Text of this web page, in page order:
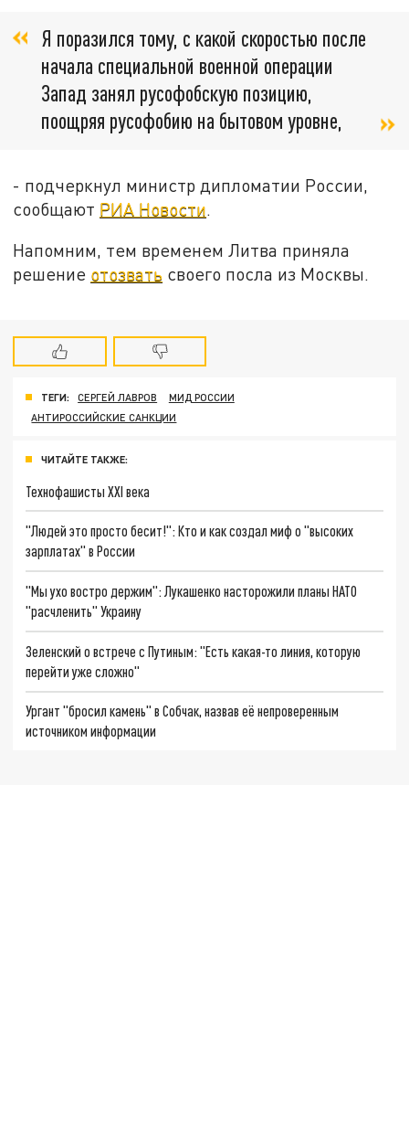
Я поразился тому, с какой скоростью после
начала специальной военной операции
Запад занял русофобскую позицию,
поощряя русофобию на бытовом уровне,
- подчеркнул министр дипломатии России,
сообщают РИА Новости
Напомним, тем временем Литва приняла
решение отозвать своего посла из Москвы.
ТЕГИ: СЕРГЕЙ ЛАВРОВ
МИД РОССИИ
АНТИРОССИЙСКИЕ САНКЦИИ
ЧИТАЙТЕ ТАКЖЕ:
Технофашисты XXI века
"Людей это просто бесит!": Кто и как создал миф о "высоких
зарплатах" в России
"Мы ухо востро держим": Лукашенко насторожили планы НАТО
"расчленить" Украину
Зеленский о встрече с Путиным: "Есть какая-то линия, которую
перейти уже сложно"
Ургант "бросил камень" в Собчак, назвав её непроверенным
источником информации